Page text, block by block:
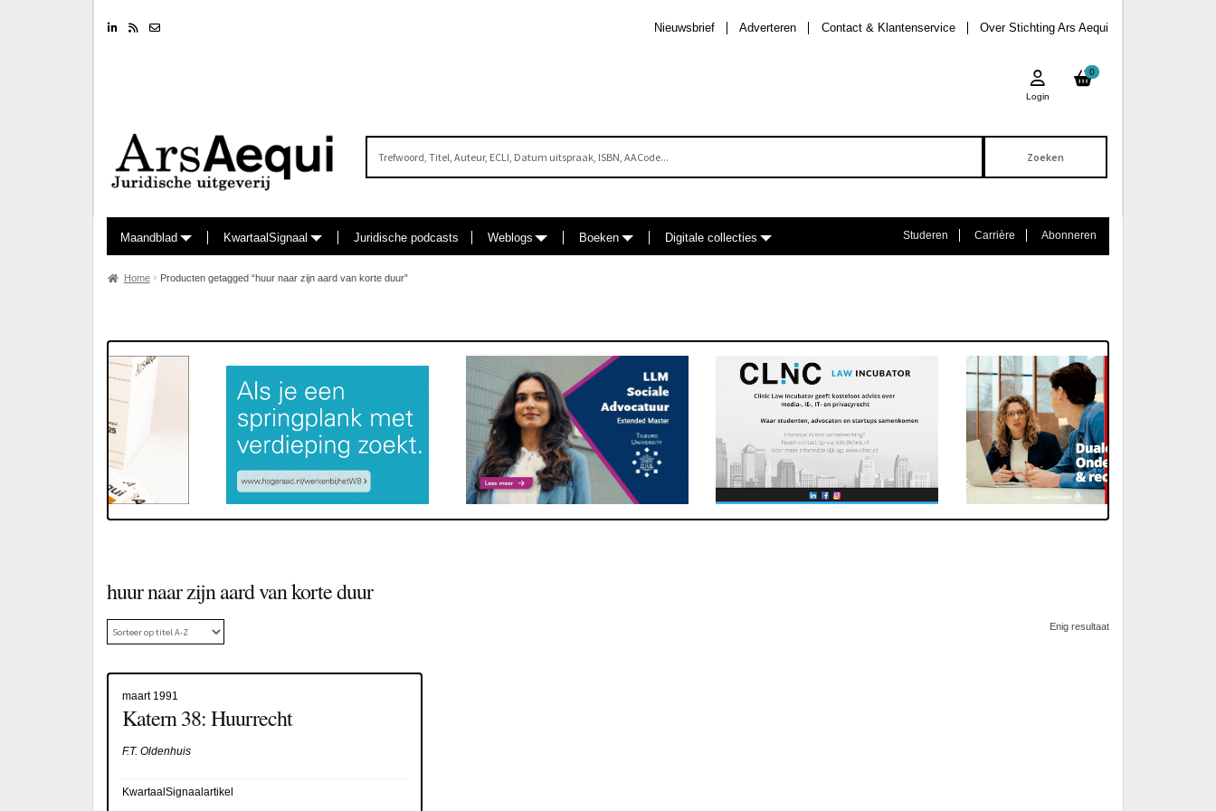
LinkedinRSS feed Over Stichting Ars Aequi
Contact & Klantenservice
Adverteren
Nieuwsbrief
0
Login
Maandblad KwartaalSignaal Juridische podcasts Weblogs Boeken Digitale collecties Studeren Carrière Abonneren
Home Producten getagged “huur naar zijn aard van korte duur”
huur naar zijn aard van korte duur
Enig resultaat
maart 1991
Katern 38: Huurrecht
F.T. Oldenhuis
KwartaalSignaalartikel